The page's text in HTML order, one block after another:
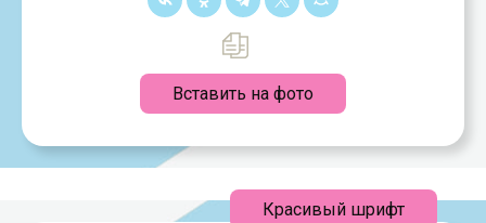
Вставить на фото
Красивый шрифт